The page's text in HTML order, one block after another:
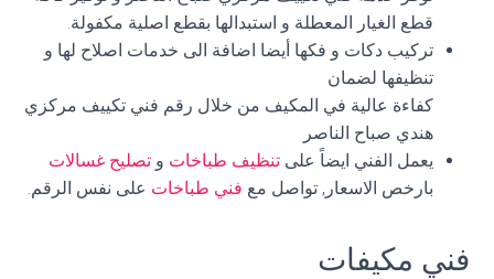
قطع الغيار المعطلة و استبدالها بقطع اصلية مكفولة.
تركيب دكات و فكها أيضا اضافة الى خدمات اصلاح لها و
تنظيفها لضمان
كفاءة عالية في المكيف من خلال رقم فني تكييف مركزي
هندي صباح الناصر
يعمل الفني ايضاً على تنظيف طباخات و تصليح غسالات
بارخص الاسعار, تواصل مع فني طباخات على نفس الرقم.
فني مكيفات